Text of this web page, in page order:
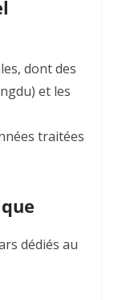
dont des
et les
traitées
dédiés au